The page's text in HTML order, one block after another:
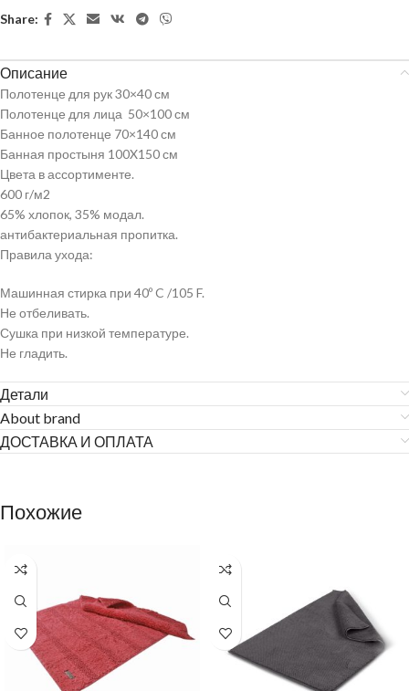
Share:
Описание
Полотенце для рук 30×40 см
Полотенце для лица 50×100 см
Банное полотенце 70×140 см
Банная простыня 100X150 см
Цвета в ассортименте.
600 г/м2
65% хлопок, 35% модал.
антибактериальная пропитка.
Правила ухода:
Машинная стирка при 40º C /105 F.
Не отбеливать.
Сушка при низкой температуре.
Не гладить.
Детали
About brand
ДОСТАВКА И ОПЛАТА
Похожие